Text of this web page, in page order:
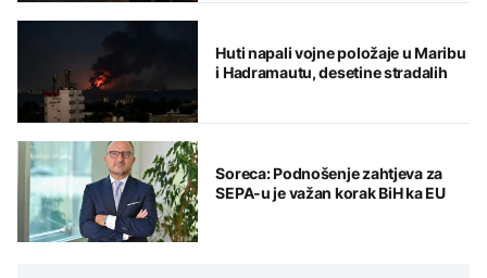
Huti napali vojne položaje u Maribu
i Hadramautu, desetine stradalih
Soreca: Podnošenje zahtjeva za
SEPA-u je važan korak BiH ka EU